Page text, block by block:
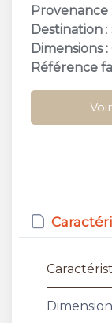
Provenance
Destination :
Dimensions
Référence